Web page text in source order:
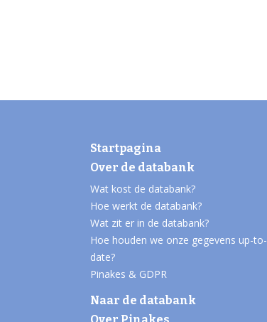
Startpagina
Over de databank
Wat kost de databank?
Hoe werkt de databank?
Wat zit er in de databank?
Hoe houden we onze gegevens up-to-
date?
Pinakes & GDPR
Naar de databank
Over Pinakes